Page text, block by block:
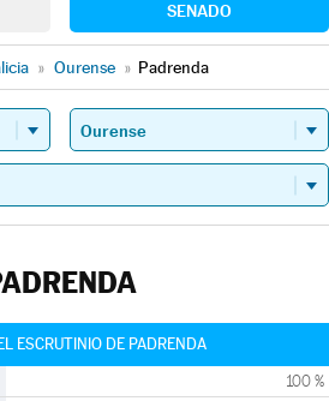
SENADO
» Ourense » Padrenda
ESCRUTINIO DE PADRENDA
100 %